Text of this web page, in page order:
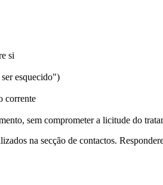
si
esquecido")
corrente
sem comprometer a licitude do
na secção de contactos.